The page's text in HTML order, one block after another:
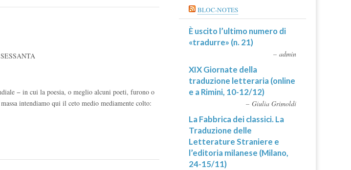
− in cui la poesia, o meglio alcuni poeti, furono o
intendiamo qui il ceto medio mediamente colto:
BLOC-NOTES
È uscito l’ultimo numero di
«tradurre» (n. 21)
admin
XIX Giornate della
traduzione letteraria (online
e a Rimini, 10-12/12)
Giulia Grimoldi
La Fabbrica dei classici. La
Traduzione delle
Letterature Straniere e
l’editoria milanese (Milano,
24-15/11)